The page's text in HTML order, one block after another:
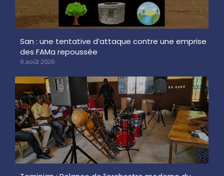
San : une tentative d’attaque contre une emprise
des FAMa repoussée
9 août 2026